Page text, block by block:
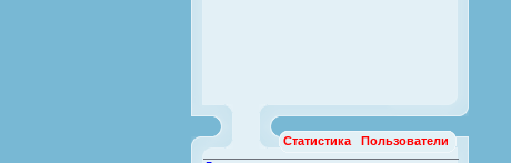
Статистика Пользователи